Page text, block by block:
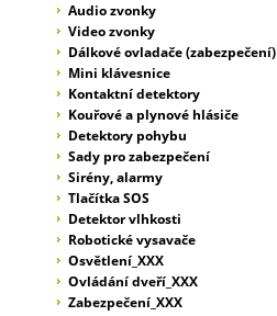
Audio zvonky
Video zvonky
Dálkové ovladače (zabezpečení)
Mini klávesnice
Kontaktní detektory
Kouřové a plynové hlásiče
Detektory pohybu
Sady pro zabezpečení
Sirény, alarmy
Tlačítka SOS
Detektor vlhkosti
Robotické vysavače
Osvětlení_XXX
Ovládání dveří_XXX
Zabezpečení_XXX